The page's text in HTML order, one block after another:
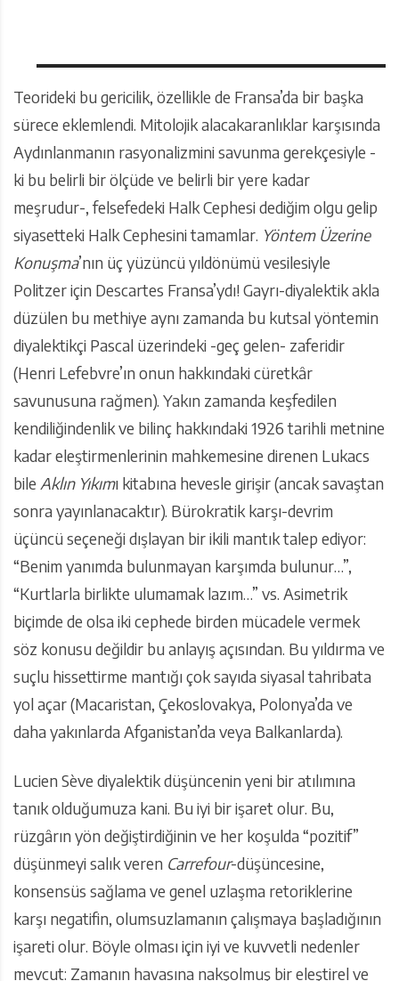
Teorideki bu gericilik, özellikle de Fransa’da bir başka
sürece eklemlendi. Mitolojik alacakaranlıklar karşısında
Aydınlanmanın rasyonalizmini savunma gerekçesiyle -
ki bu belirli bir ölçüde ve belirli bir yere kadar
meşrudur-, felsefedeki Halk Cephesi dediğim olgu gelip
siyasetteki Halk Cephesini tamamlar. Yöntem Üzerine
Konuşma’nın üç yüzüncü yıldönümü vesilesiyle
Politzer için Descartes Fransa’ydı! Gayrı-diyalektik akla
düzülen bu methiye aynı zamanda bu kutsal yöntemin
diyalektikçi Pascal üzerindeki -geç gelen- zaferidir
(Henri Lefebvre’ın onun hakkındaki cüretkâr
savunusuna rağmen). Yakın zamanda keşfedilen
kendiliğindenlik ve bilinç hakkındaki 1926 tarihli metnine
kadar eleştirmenlerinin mahkemesine direnen Lukacs
bile Aklın Yıkımı kitabına hevesle girişir (ancak savaştan
sonra yayınlanacaktır). Bürokratik karşı-devrim
üçüncü seçeneği dışlayan bir ikili mantık talep ediyor:
“Benim yanımda bulunmayan karşımda bulunur…”,
“Kurtlarla birlikte ulumamak lazım…” vs. Asimetrik
biçimde de olsa iki cephede birden mücadele vermek
söz konusu değildir bu anlayış açısından. Bu yıldırma ve
suçlu hissettirme mantığı çok sayıda siyasal tahribata
yol açar (Macaristan, Çekoslovakya, Polonya’da ve
daha yakınlarda Afganistan’da veya Balkanlarda).
Lucien Sève diyalektik düşüncenin yeni bir atılımına
tanık olduğumuza kani. Bu iyi bir işaret olur. Bu,
rüzgârın yön değiştirdiğinin ve her koşulda “pozitif”
düşünmeyi salık veren Carrefour-düşüncesine,
konsensüs sağlama ve genel uzlaşma retoriklerine
karşı negatifin, olumsuzlamanın çalışmaya başladığının
işareti olur. Böyle olması için iyi ve kuvvetli nedenler
mevcut: Zamanın havasına nakşolmuş bir eleştirel ve